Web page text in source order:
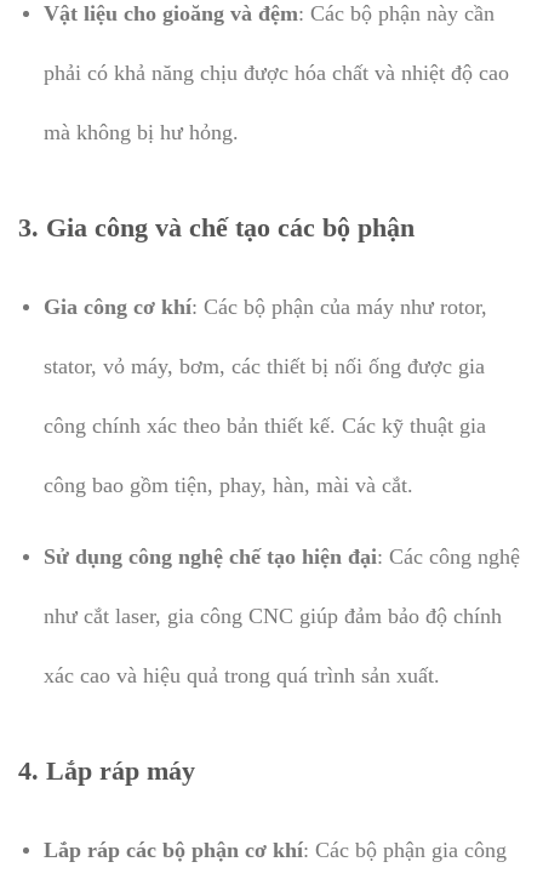
Vật liệu cho gioăng và đệm: Các bộ phận này cần
phải có khả năng chịu được hóa chất và nhiệt độ cao
mà không bị hư hỏng.
3. Gia công và chế tạo các bộ phận
Gia công cơ khí: Các bộ phận của máy như rotor,
stator, vỏ máy, bơm, các thiết bị nối ống được gia
công chính xác theo bản thiết kế. Các kỹ thuật gia
công bao gồm tiện, phay, hàn, mài và cắt.
Sử dụng công nghệ chế tạo hiện đại: Các công nghệ
như cắt laser, gia công CNC giúp đảm bảo độ chính
xác cao và hiệu quả trong quá trình sản xuất.
4. Lắp ráp máy
Lắp ráp các bộ phận cơ khí: Các bộ phận gia công